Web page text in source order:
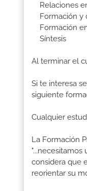
Relaciones
Formación y
Formación
Síntesis
Al terminar el
Si te interesa
siguiente
Cualquier
La Formación
considera que
reorientar su